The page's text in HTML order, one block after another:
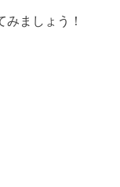
ましょう！